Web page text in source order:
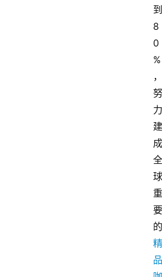
到
8
0
%
，
努
力
建
成
全
球
重
要
的
精
品